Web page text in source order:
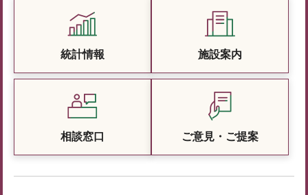
統計情報 施設案内
相談窓口 ご意見・ご提案